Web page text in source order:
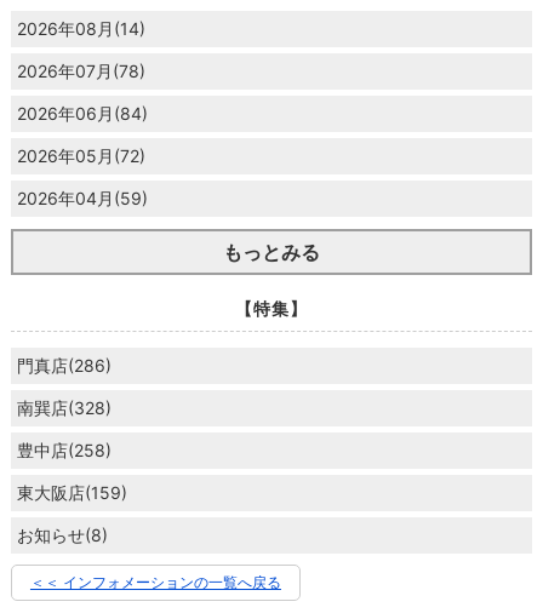
2026年08月(14)
2026年07月(78)
2026年06月(84)
2026年05月(72)
2026年04月(59)
もっとみる
【特集】
門真店(286)
南巽店(328)
豊中店(258)
東大阪店(159)
お知らせ(8)
＜＜ インフォメーションの一覧へ戻る